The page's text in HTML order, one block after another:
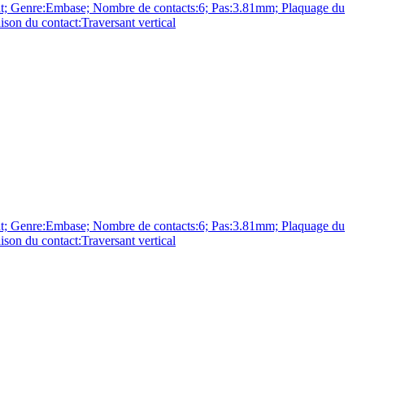
Nombre de contacts:6; Pas:3.81mm; Plaquage du
du contact:Traversant vertical
Nombre de contacts:6; Pas:3.81mm; Plaquage du
du contact:Traversant vertical